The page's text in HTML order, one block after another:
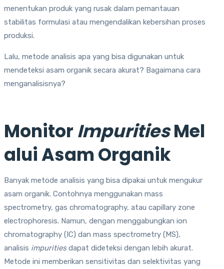
menentukan produk yang rusak dalam pemantauan
stabilitas formulasi atau mengendalikan kebersihan proses
produksi.
Lalu, metode analisis apa yang bisa digunakan untuk
mendeteksi asam organik secara akurat? Bagaimana cara
menganalisisnya?
Monitor ImpuritiesMel
alui Asam Organik
Banyak metode analisis yang bisa dipakai untuk mengukur
asam organik. Contohnya menggunakan mass
spectrometry, gas chromatography, atau capillary zone
electrophoresis. Namun, dengan menggabungkan ion
chromatography (IC) dan mass spectrometry (MS),
analisis impuritiesdapat dideteksi dengan lebih akurat.
Metode ini memberikan sensitivitas dan selektivitas yang